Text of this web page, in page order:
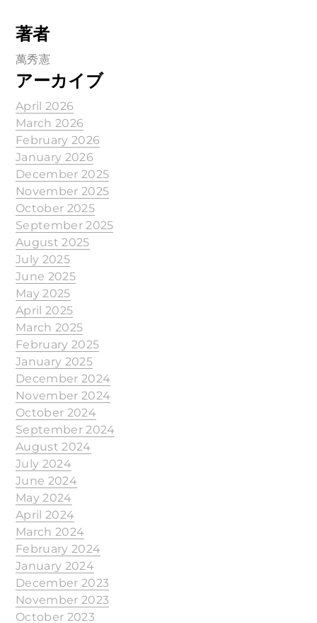
著者
萬秀憲
アーカイブ
April 2026
March 2026
February 2026
January 2026
December 2025
November 2025
October 2025
September 2025
August 2025
July 2025
June 2025
May 2025
April 2025
March 2025
February 2025
January 2025
December 2024
November 2024
October 2024
September 2024
August 2024
July 2024
June 2024
May 2024
April 2024
March 2024
February 2024
January 2024
December 2023
November 2023
October 2023